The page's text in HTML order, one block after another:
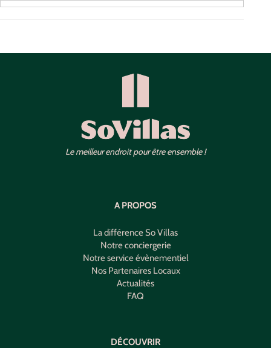
Le meilleur endroit pour être ensemble !
A PROPOS
La différence So Villas
Notre conciergerie
Notre service évènementiel
Nos Partenaires Locaux
Actualités
FAQ
DÉCOUVRIR